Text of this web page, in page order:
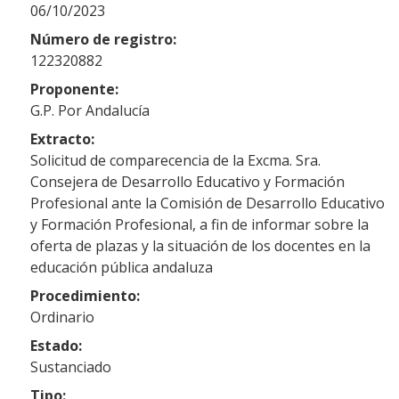
06/10/2023
Número de registro:
122320882
Proponente:
G.P. Por Andalucía
Extracto:
Solicitud de comparecencia de la Excma. Sra.
Consejera de Desarrollo Educativo y Formación
Profesional ante la Comisión de Desarrollo Educativo
y Formación Profesional, a fin de informar sobre la
oferta de plazas y la situación de los docentes en la
educación pública andaluza
Procedimiento:
Ordinario
Estado:
Sustanciado
Tipo: